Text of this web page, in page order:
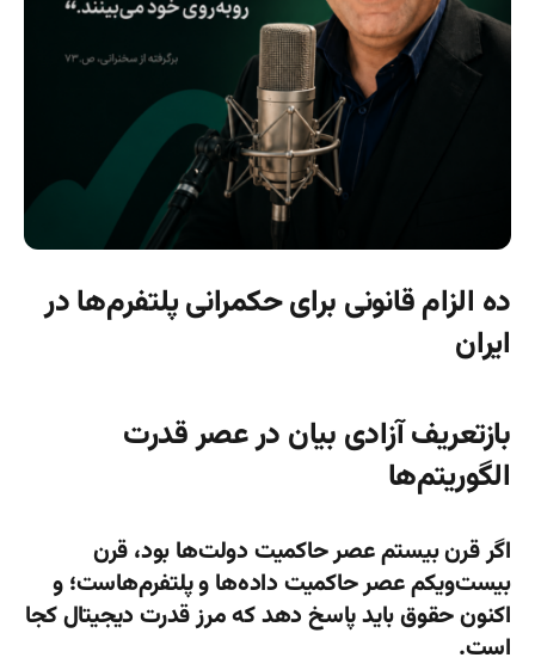
ده الزام قانونی برای حکمرانی پلتفرم‌ها در
ایران
بازتعریف آزادی بیان در عصر قدرت
الگوریتم‌ها
اگر قرن بیستم عصر حاکمیت دولت‌ها بود، قرن
بیست‌ویکم عصر حاکمیت داده‌ها و پلتفرم‌هاست؛ و
اکنون حقوق باید پاسخ دهد که مرز قدرت دیجیتال کجا
است.